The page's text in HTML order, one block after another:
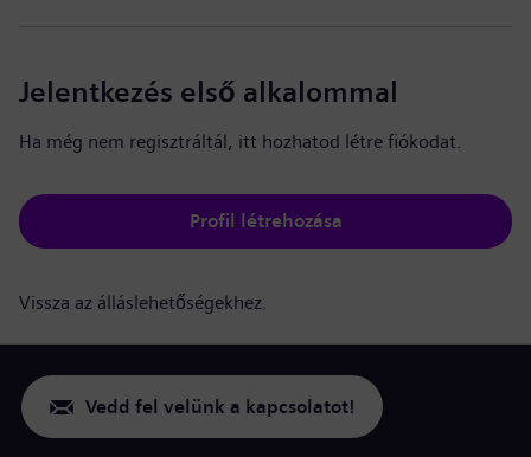
Jelentkezés első alkalommal
Ha még nem regisztráltál, itt hozhatod létre fiókodat.
Profil létrehozása
Vissza az álláslehetőségekhez.
Vedd fel velünk a kapcsolatot!